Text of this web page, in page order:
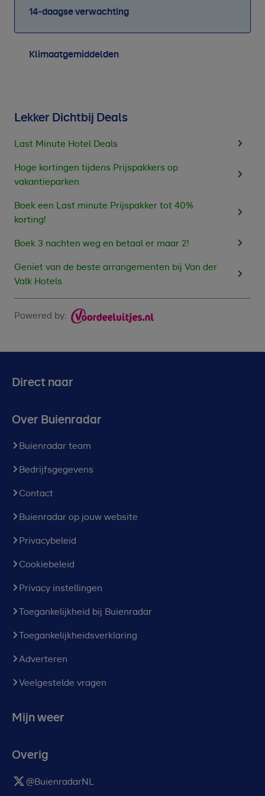
14-daagse verwachting
Klimaatgemiddelden
Lekker Dichtbij Deals
Last Minute Hotel Deals
Hoge kortingen tijdens Prijspakkers op
vakantieparken
Boek een Last minute Prijspakker tot 40%
korting!
Boek 3 nachten weg en betaal er maar 2!
Geniet van de beste arrangementen bij Van der
Valk Hotels
Powered by:
Direct naar
Over Buienradar
Buienradar team
Bedrijfsgegevens
Contact
Buienradar op jouw website
Privacybeleid
Cookiebeleid
Privacy instellingen
Toegankelijkheid bij Buienradar
Toegankelijkheidsverklaring
Adverteren
Veelgestelde vragen
Mijn weer
Overig
@BuienradarNL